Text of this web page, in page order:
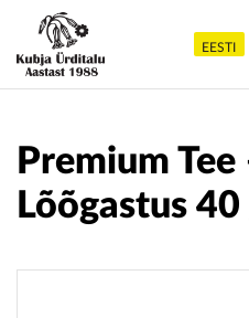
EESTI
Premium
Lõõgastus